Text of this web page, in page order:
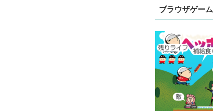
ブラウザゲーム